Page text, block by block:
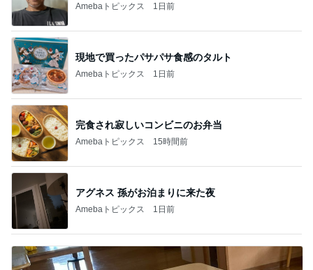
Amebaトピックス 1日前
現地で買ったパサパサ食感のタルト
Amebaトピックス 1日前
完食され寂しいコンビニのお弁当
Amebaトピックス 15時間前
アグネス 孫がお泊まりに来た夜
Amebaトピックス 1日前